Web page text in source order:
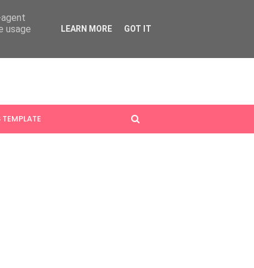
usage
LEARN MORE GOT IT